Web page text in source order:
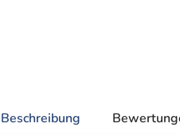
Beschreibung